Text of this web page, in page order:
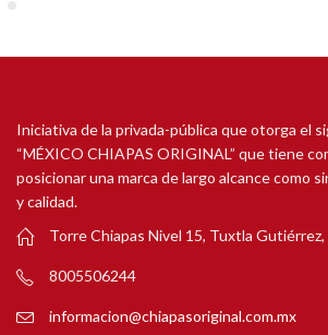
Iniciativa de la privada-pública que otorga el
“MÉXICO CHIAPAS ORIGINAL” que tiene
posicionar una marca de largo alcance como
y calidad.
Torre Chiapas Nivel 15, Tuxtla Gutiérrez,
8005506244
informacion@chiapasoriginal.com.mx